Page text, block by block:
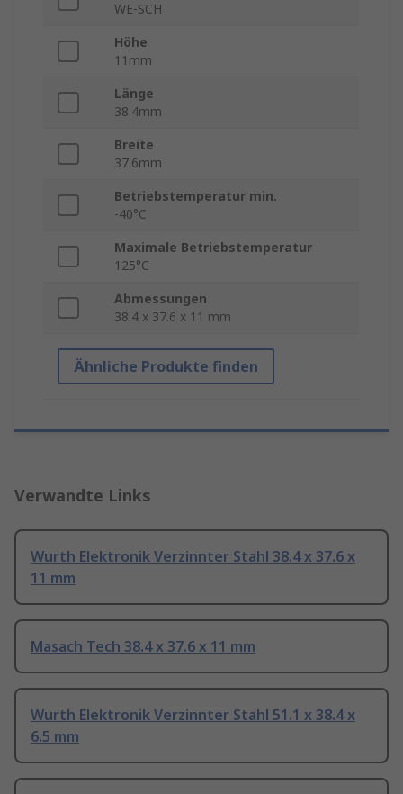
WE-SCH
Höhe
11mm
Länge
38.4mm
Breite
37.6mm
Betriebstemperatur min.
-40°C
Maximale Betriebstemperatur
125°C
Abmessungen
38.4 x 37.6 x 11 mm
Ähnliche Produkte finden
Verwandte Links
Wurth Elektronik Verzinnter Stahl 38.4 x 37.6 x
11 mm
Masach Tech 38.4 x 37.6 x 11 mm
Wurth Elektronik Verzinnter Stahl 51.1 x 38.4 x
6.5 mm